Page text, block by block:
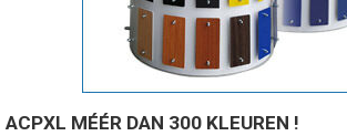
ACPXL MÉÉR DAN 300 KLEUREN !